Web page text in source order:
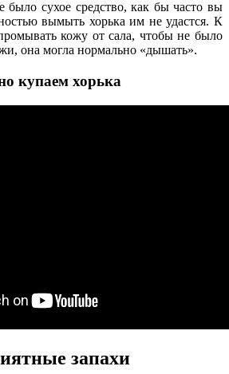
сухое средство, как бы часто вы
вымыть хорька им не удастся. К
кожу от сала, чтобы не было
она могла нормально «дышать».
купаем хорька
запахи